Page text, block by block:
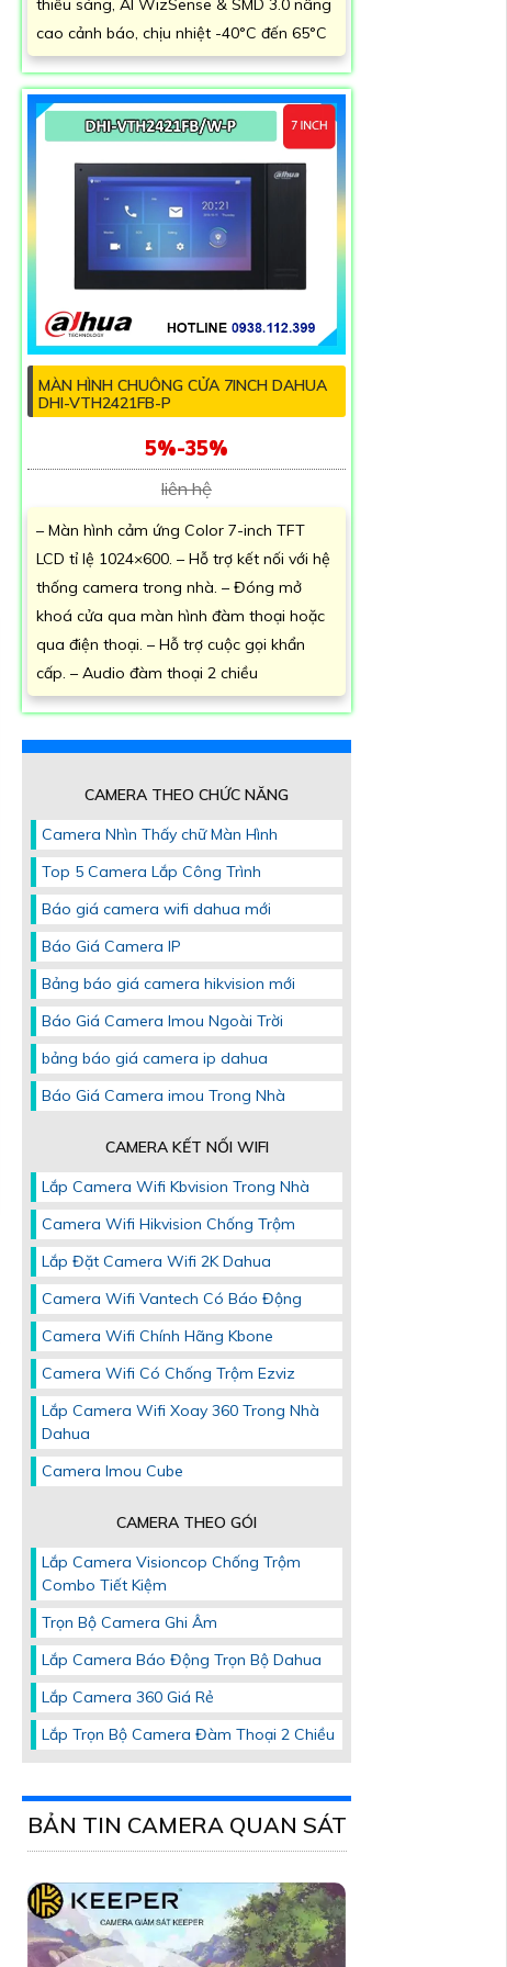
thiếu sáng, AI WizSense & SMD 3.0 nâng
cao cảnh báo, chịu nhiệt -40°C đến 65°C
MÀN HÌNH CHUÔNG CỬA 7INCH DAHUA
DHI-VTH2421FB-P
5%-35%
liên hệ
– Màn hình cảm ứng Color 7-inch TFT
LCD tỉ lệ 1024×600. – Hỗ trợ kết nối với hệ
thống camera trong nhà. – Đóng mở
khoá cửa qua màn hình đàm thoại hoặc
qua điện thoại. – Hỗ trợ cuộc gọi khẩn
cấp. – Audio đàm thoại 2 chiều
CAMERA THEO CHỨC NĂNG
Camera Nhìn Thấy chữ Màn Hình
Top 5 Camera Lắp Công Trình
Báo giá camera wifi dahua mới
Báo Giá Camera IP
Bảng báo giá camera hikvision mới
Báo Giá Camera Imou Ngoài Trời
bảng báo giá camera ip dahua
Báo Giá Camera imou Trong Nhà
CAMERA KẾT NỐI WIFI
Lắp Camera Wifi Kbvision Trong Nhà
Camera Wifi Hikvision Chống Trộm
Lắp Đặt Camera Wifi 2K Dahua
Camera Wifi Vantech Có Báo Động
Camera Wifi Chính Hãng Kbone
Camera Wifi Có Chống Trộm Ezviz
Lắp Camera Wifi Xoay 360 Trong Nhà
Dahua
Camera Imou Cube
CAMERA THEO GÓI
Lắp Camera Visioncop Chống Trộm
Combo Tiết Kiệm
Trọn Bộ Camera Ghi Âm
Lắp Camera Báo Động Trọn Bộ Dahua
Lắp Camera 360 Giá Rẻ
Lắp Trọn Bộ Camera Đàm Thoại 2 Chiều
BẢN TIN CAMERA QUAN SÁT